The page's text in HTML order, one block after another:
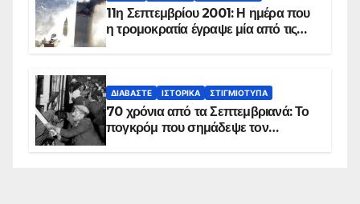
11η Σεπτεμβρίου 2001: Η ημέρα που
η τρομοκρατία έγραψε μία από τις
ΔΙΑΒΆΣΤΕ ΙΣΤΟΡΙΚΆ ΣΤΙΓΜΙΌΤΥΠΑ
70 χρόνια από τα Σεπτεμβριανά: Το
πογκρόμ που σημάδεψε τον